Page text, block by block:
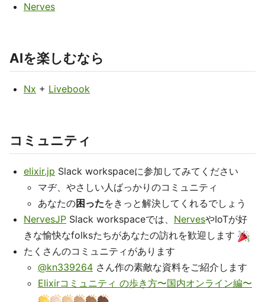
Nerves
AIを楽しむなら
Nx + Livebook
コミュニティ
elixir.jp Slack workspaceに参加してみてください
マヂ、やさしい人ばっかりのコミュニティ
あなたの困ったをきっと解決してくれるでしょう
NervesJP Slack workspaceでは、 NervesやIoTが好
きな愉快なfolksたちがあなたの訪れを歓迎します
たくさんのコミュニティがあります
@kn339264 さん作の素敵な資料をご紹介します
Elixirコミュニティ の歩き方〜国内オンライン編〜